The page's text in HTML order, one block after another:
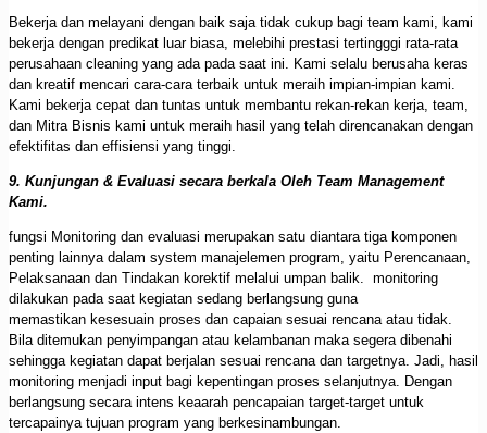
Bekerja dan melayani dengan baik saja tidak cukup bagi team kami, kami
bekerja dengan predikat luar biasa, melebihi prestasi tertingggi rata-rata
perusahaan cleaning yang ada pada saat ini. Kami selalu berusaha keras
dan kreatif mencari cara-cara terbaik untuk meraih impian-impian kami.
Kami bekerja cepat dan tuntas untuk membantu rekan-rekan kerja, team,
dan Mitra Bisnis kami untuk meraih hasil yang telah direncanakan dengan
efektifitas dan effisiensi yang tinggi.
9. Kunjungan & Evaluasi secara berkala Oleh Team Management
Kami.
fungsi Monitoring dan evaluasi merupakan satu diantara tiga komponen
penting lainnya dalam system manajelemen program, yaitu Perencanaan,
Pelaksanaan dan Tindakan korektif melalui umpan balik. monitoring
dilakukan pada saat kegiatan sedang berlangsung guna
memastikan kesesuain proses dan capaian sesuai rencana atau tidak.
Bila ditemukan penyimpangan atau kelambanan maka segera dibenahi
sehingga kegiatan dapat berjalan sesuai rencana dan targetnya. Jadi, hasil
monitoring menjadi input bagi kepentingan proses selanjutnya. Dengan
berlangsung secara intens keaarah pencapaian target-target untuk
tercapainya tujuan program yang berkesinambungan.